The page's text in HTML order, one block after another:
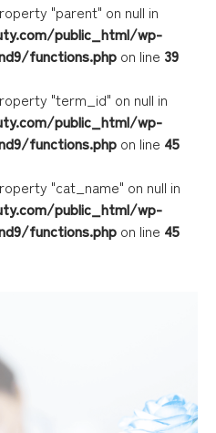
"parent" on null in
public_html/wp-
functions.php on line 39
"term_id" on null in
public_html/wp-
functions.php on line 45
"cat_name" on null in
public_html/wp-
functions.php on line 45